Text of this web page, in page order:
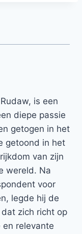
is een
diepe passie
getogen in het
getoond in het
van zijn
wereld. Na
voor
legde hij de
zich richt op
relevante